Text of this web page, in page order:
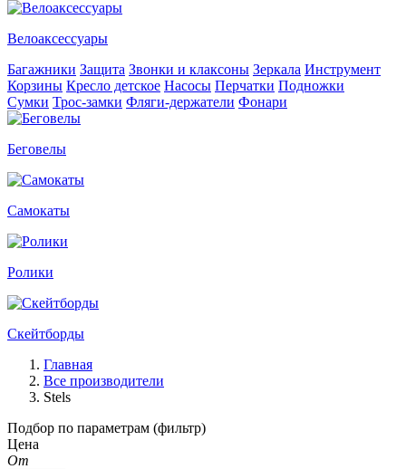
Велоаксессуары
Багажники Защита Звонки и клаксоны Зеркала Инструмент
Корзины Кресло детское Насосы Перчатки Подножки
Сумки Трос-замки Фляги-держатели Фонари
Беговелы
Самокаты
Ролики
Скейтборды
Главная
Все производители
Stels
Подбор по параметрам (фильтр)
Цена
От